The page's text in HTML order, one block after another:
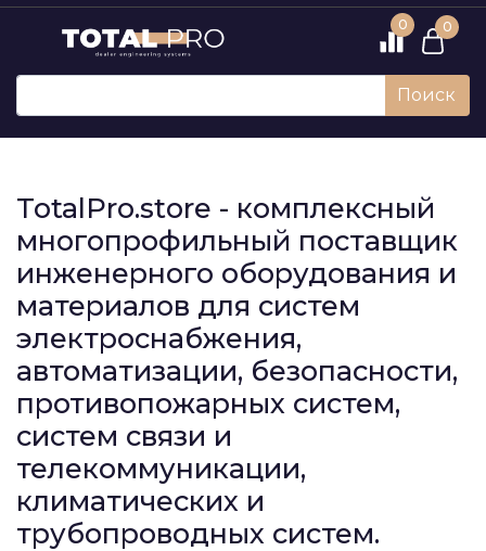
0 0
Поиск
TotalPro.store - комплексный
многопрофильный поставщик
инженерного оборудования и
материалов для систем
электроснабжения,
автоматизации, безопасности,
противопожарных систем,
систем связи и
телекоммуникации,
климатических и
трубопроводных систем.